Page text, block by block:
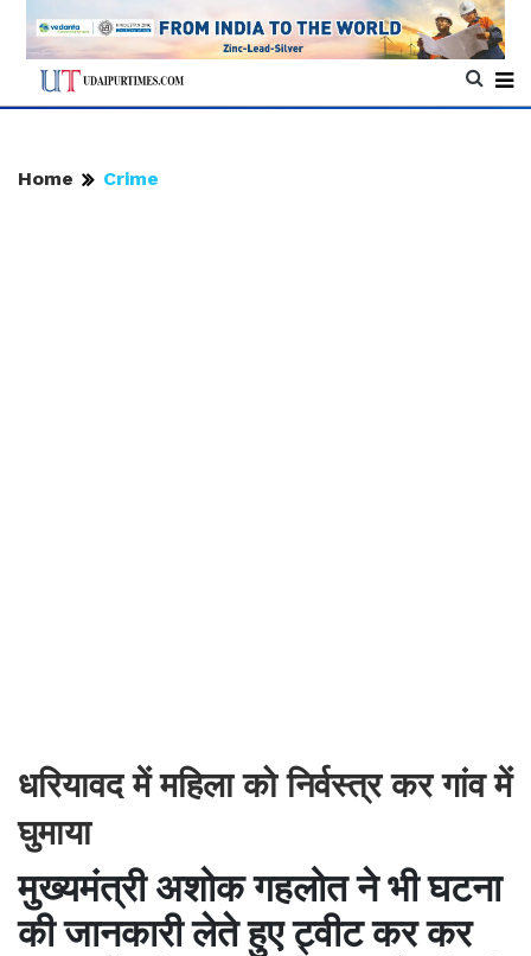
Home Crime
धरियावद में महिला को निर्वस्त्र कर गांव में
घुमाया
मुख्यमंत्री अशोक गहलोत ने भी घटना
की जानकारी लेते हुए ट्वीट कर कर